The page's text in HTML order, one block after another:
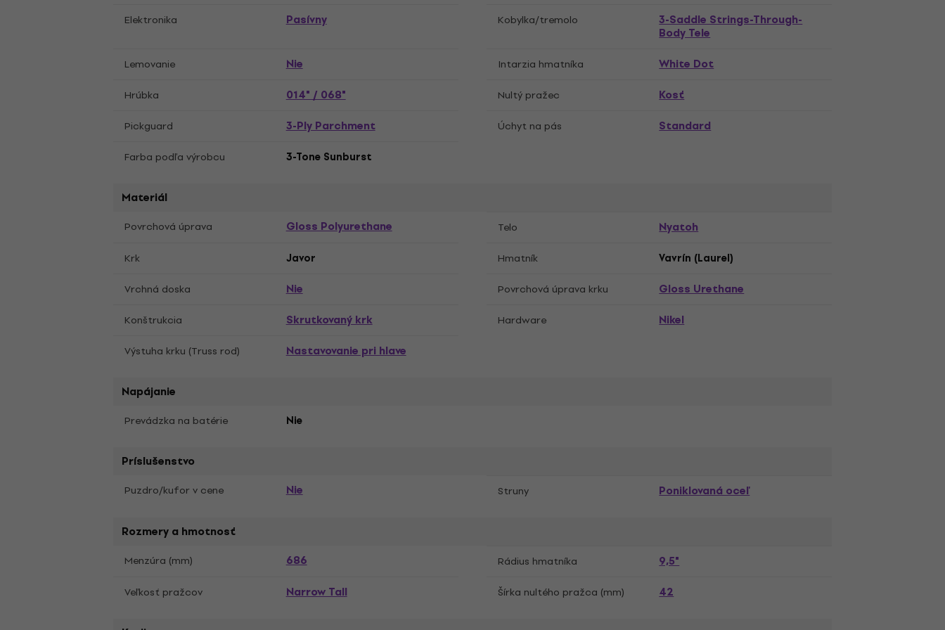
Elektronika Pasívny Kobylka/tremolo 3-Saddle Strings-Through-
Body Tele
Lemovanie Nie Intarzia hmatníka White Dot
Hrúbka 014" / 068" Nultý pražec Kosť
Pickguard 3-Ply Parchment Úchyt na pás Standard
Farba podľa výrobcu 3-Tone Sunburst
Materiál
Povrchová úprava Gloss Polyurethane Telo Nyatoh
Krk Javor Hmatník
Vavrín (Laurel)
Vrchná doska
Nie Povrchová úprava krku Gloss Urethane
Konštrukcia Skrutkovaný krk Hardware Nikel
Výstuha krku (Truss rod) Nastavovanie pri hlave
Napájanie
Prevádzka na batérie Nie
Príslušenstvo
Puzdro/kufor v cene Nie Struny Poniklovaná oceľ
Rozmery a hmotnosť
Menzúra (mm) 686 Rádius hmatníka 9,5"
Veľkosť pražcov Narrow Tall Šírka nultého pražca (mm) 42